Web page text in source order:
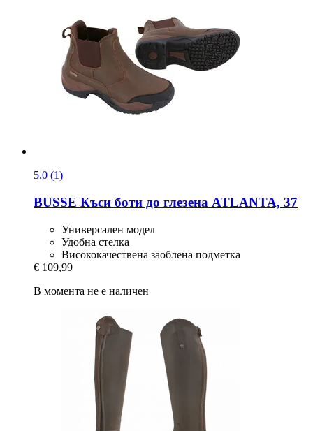
5.0 (1)
BUSSE Къси боти до глезена ATLANTA, 37
Универсален модел
Удобна стелка
Висококачествена заоблена подметка
€ 109,99
В момента не е наличен